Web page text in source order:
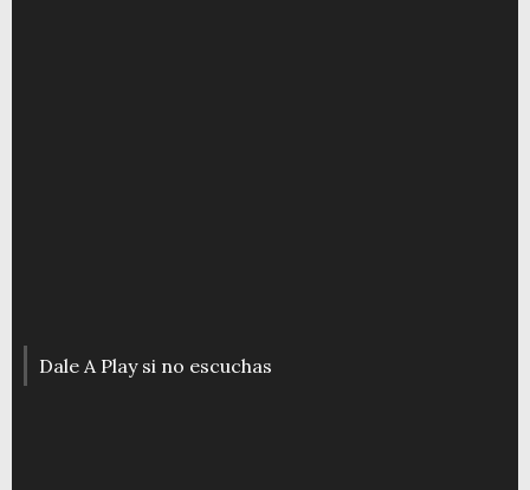
Dale A Play si no escuchas